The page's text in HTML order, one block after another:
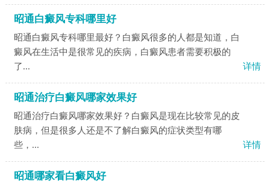
昭通白癜风专科哪里好
昭通白癜风专科哪里最好？白癜风很多的人都是知道，白
癜风在生活中是很常见的疾病，白癜风患者需要积极的
了...
详情
昭通治疗白癜风哪家效果好
昭通治疗白癜风哪家效果好？白癜风是现在比较常见的皮
肤病，但是很多人还是不了解白癜风的症状类型有哪
些，...
详情
昭通哪家看白癜风好